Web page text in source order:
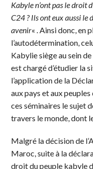
Kabyle n’ont pas le droit
C24 ? Ils ont eux aussi le
avenir« . Ainsi donc, en
l’autodétermination,
Kabylie siège au sein
est chargé d’étudier la
l’application de la
aux pays et aux
ces séminaires le sujet
travers le monde, dont
Malgré la décision de
Maroc, suite à la
droit du peuple kabyle